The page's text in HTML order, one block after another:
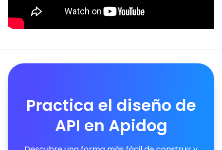
Practica el diseño de
API en Apidog